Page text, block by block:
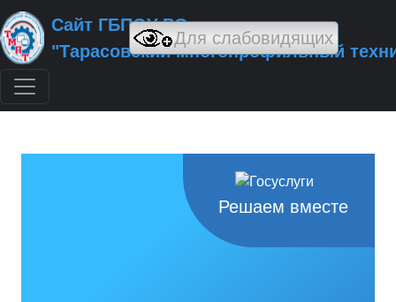
Сайт ГБПОУ РО
"Тарасовский многопрофильный
Решаем вместе